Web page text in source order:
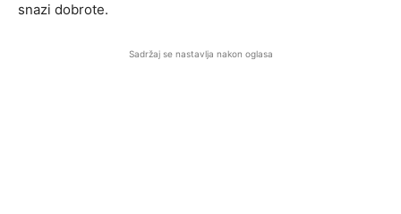
snazi dobrote.
Sadržaj se nastavlja nakon oglasa